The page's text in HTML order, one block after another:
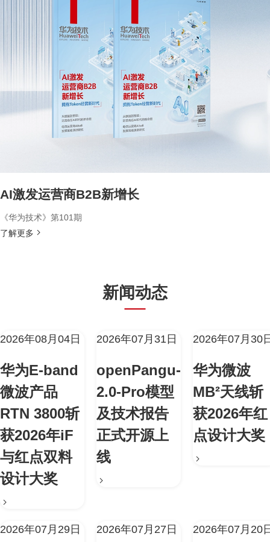
AI激发运营商B2B新增长
《华为技术》第101期
了解更多
新闻动态
2026年08月04日
华为E-band
微波产品
RTN 3800斩
获2026年iF
与红点双料
设计大奖
2026年07月31日
openPangu-
2.0-Pro模型
及技术报告
正式开源上
线
2026年07月30
华为微波
MB²天线斩
获2026年红
点设计大奖
2026年07月29日 2026年07月27日 2026年07月20